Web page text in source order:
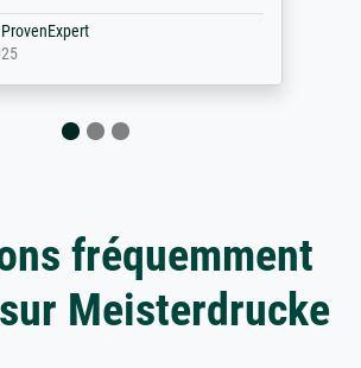
fréquemment
Meisterdrucke